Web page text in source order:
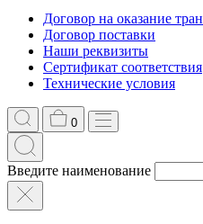
Договор на оказание
Договор поставки
Наши реквизиты
Сертификат соответствия
Технические условия
0
Введите наименование